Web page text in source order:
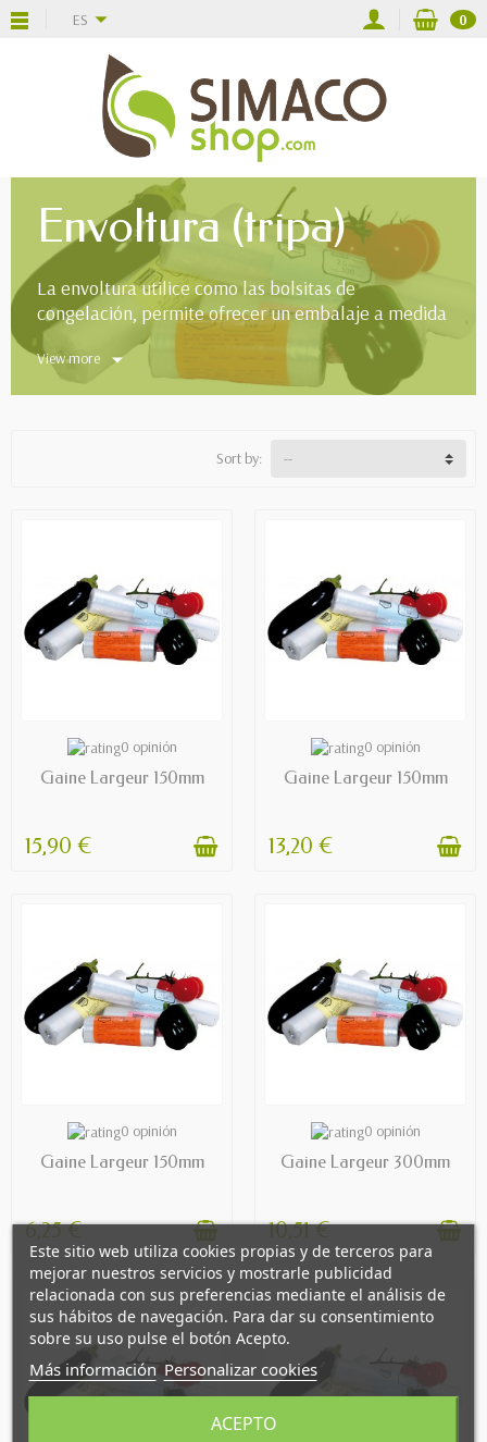
ES 0
Envoltura (tripa)
La envoltura utilice como las bolsitas de
congelación, permite ofrecer un embalaje a medida
de los alimentos.
View more
Sort by:
0 opinión
Gaine Largeur 150mm
15,90 €
0 opinión
Gaine Largeur 150mm
13,20 €
0 opinión
Gaine Largeur 150mm
6,25 €
0 opinión
Gaine Largeur 300mm
10,51 €
Este sitio web utiliza cookies propias y de terceros para
mejorar nuestros servicios y mostrarle publicidad
relacionada con sus preferencias mediante el análisis de
sus hábitos de navegación. Para dar su consentimiento
sobre su uso pulse el botón Acepto.
Más información Personalizar cookies
ACEPTO